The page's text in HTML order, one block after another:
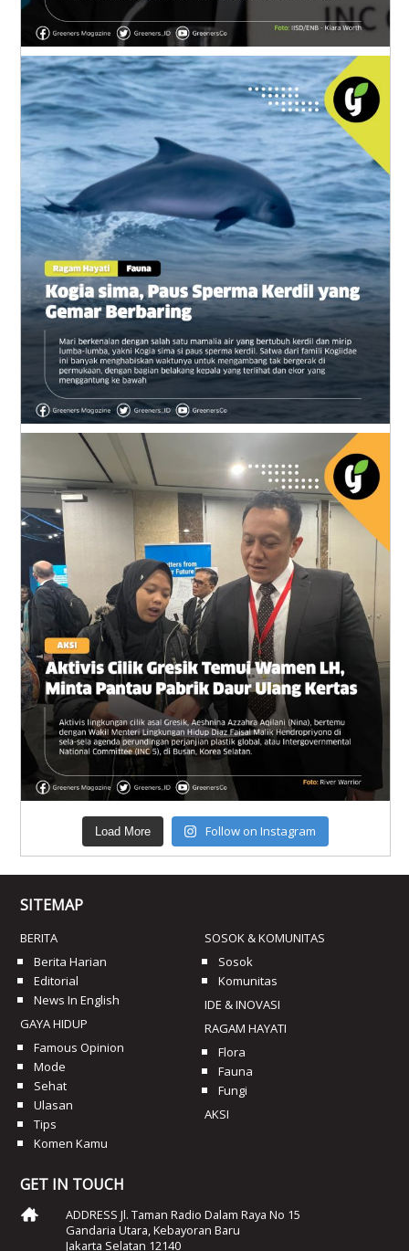
Load More Follow on Instagram
SITEMAP
BERITA
Berita Harian
Editorial
News In English
GAYA HIDUP
Famous Opinion
Mode
Sehat
Ulasan
Tips
Komen Kamu
SOSOK & KOMUNITAS
Sosok
Komunitas
IDE & INOVASI
RAGAM HAYATI
Flora
Fauna
Fungi
AKSI
GET IN TOUCH
ADDRESS Jl. Taman Radio Dalam Raya No 15
Gandaria Utara, Kebayoran Baru
Jakarta Selatan 12140